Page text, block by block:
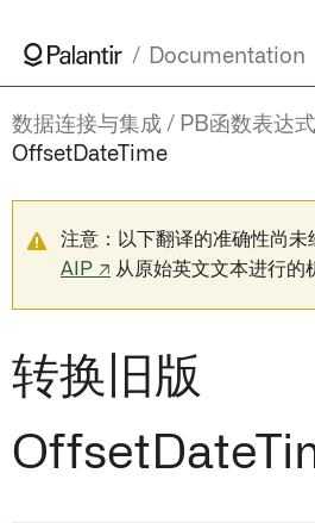
Documentation
数据连接与集成 PB函数表达式
OffsetDateTime
注意：以下翻译的准确性尚未
AIP ↗ 从原始英文文本进行的
转换旧版